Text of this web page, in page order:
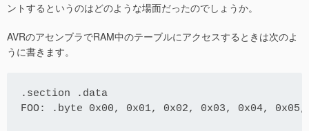
ントするというのはどのような場面だったのでしょうか。
AVRのアセンブラでRAM中のテーブルにアクセスするときは次のよ
うに書きます。
.section .data
FOO: .byte 0x00, 0x01, 0x02, 0x03, 0x04, 0x05,